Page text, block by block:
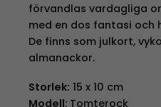
förvandlas vardagliga
med en dos fantasi och
De finns som julkort,
almanackor.
Storlek: 15 x 10 cm
Modell: Tomterock